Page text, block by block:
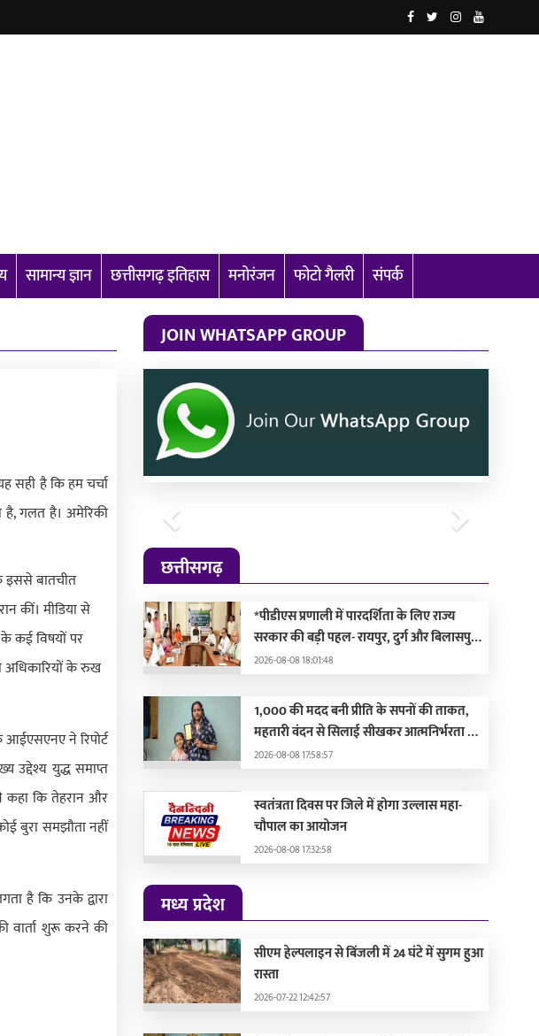
सामान्य ज्ञान छत्तीसगढ़ इतिहास मनोरंजन फोटो गैलरी संपर्क
सही है कि हम चर्चा
है, गलत है। अमेरिकी
इससे बातचीत
कीं। मीडिया से
कई विषयों पर
अधिकारियों के रुख
आईएसएनए ने रिपोर्ट
उद्देश्य युद्ध समाप्त
कहा कि तेहरान और
बुरा समझौता नहीं
है कि उनके द्वारा
वार्ता शुरू करने की
JOIN WHATSAPP GROUP
Previous
Next
छत्तीसगढ़
*पीडीएस प्रणाली में पारदर्शिता के लिए राज्य
सरकार की बड़ी पहल- रायपुर, दुर्ग और बिलासपुर
में तीन ‘अन्नपूर्ति ग्रेन एटीएम‘ का शुभारंभ*
2026-08-08 18:01:48
1,000 की मदद बनी प्रीति के सपनों की ताकत,
महतारी वंदन से सिलाई सीखकर आत्मनिर्भरता की
ओर बढ़ा कदम’
2026-08-08 17:58:57
स्वतंत्रता दिवस पर जिले में होगा उल्लास महा-
चौपाल का आयोजन
2026-08-08 17:32:58
मध्य प्रदेश
सीएम हेल्पलाइन से बिंजली में 24 घंटे में सुगम हुआ
रास्ता
2026-07-22 12:42:57